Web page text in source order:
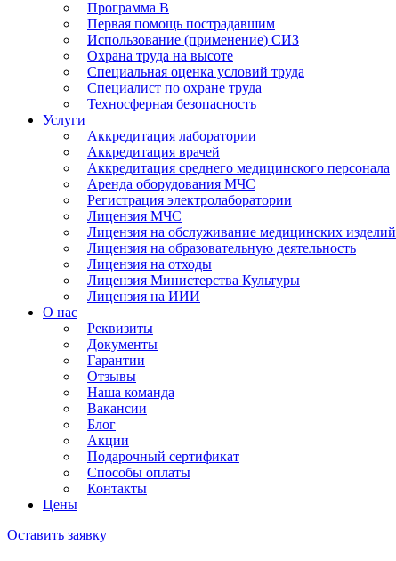
Программа В
Первая помощь пострадавшим
Использование (применение) СИЗ
Охрана труда на высоте
Специальная оценка условий труда
Специалист по охране труда
Техносферная безопасность
Услуги
Аккредитация лаборатории
Аккредитация врачей
Аккредитация среднего медицинского персонала
Аренда оборудования МЧС
Регистрация электролаборатории
Лицензия МЧС
Лицензия на обслуживание медицинских изделий
Лицензия на образовательную деятельность
Лицензия на отходы
Лицензия Министерства Культуры
Лицензия на ИИИ
О нас
Реквизиты
Документы
Гарантии
Отзывы
Наша команда
Вакансии
Блог
Акции
Подарочный сертификат
Способы оплаты
Контакты
Цены
Оставить заявку